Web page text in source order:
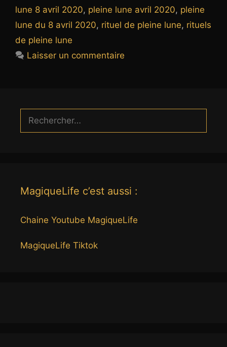
lune 8 avril 2020, pleine lune avril 2020, pleine
lune du 8 avril 2020, rituel de pleine lune, rituels
de pleine lune
Laisser un commentaire
MagiqueLife c’est aussi :
Chaine Youtube MagiqueLife
MagiqueLife Tiktok